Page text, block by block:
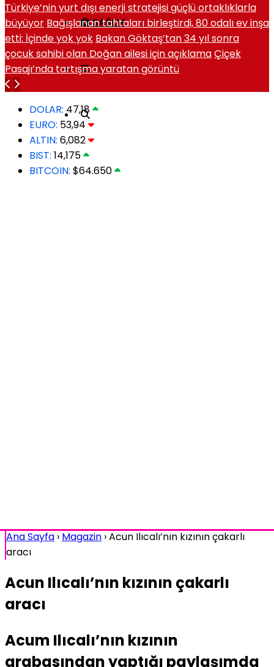
SAĞLIK
Türkiye’nin yurt dışı enerji stratejisi güçlü ortaklıklarla
büyüyor Bağışlanan tahtaları birleştirdi, 80 odalı ev inşa
etti: İçinde yok yok Bakan Göktaş’tan 34 yıl sonra
çocuk sahibi olan Doğan ailesi için açıklamaÇiçek
Pasajı’nda tartışma yaratan görüntü
DOLAR: 47,18
EURO: 53,94
ALTIN: 6,082
BIST: 14,175
BITCOIN: $64.650
Ana Sayfa › Magazin ›Acun Ilıcalı’nın kızının çakarlı
aracı
Acun Ilıcalı’nın kızının çakarlı
aracı
Acum Ilıcalı’nın kızının
arabasından yaptığı paylaşımda